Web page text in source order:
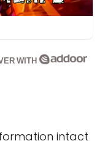
WITH
intact